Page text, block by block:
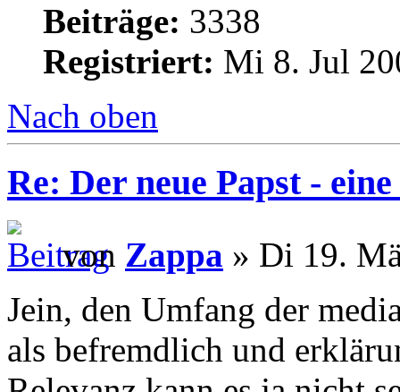
Beiträge: 3338
Registriert: Mi 8. Jul
Nach oben
Re: Der neue Papst -
von Zappa » Di 19.
Jein, den Umfang der
als befremdlich und